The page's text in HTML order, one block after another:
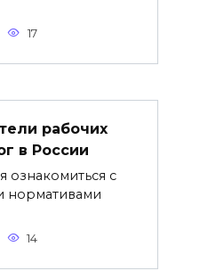
17
рабочих
в России
ознакомиться с
нормативами
14